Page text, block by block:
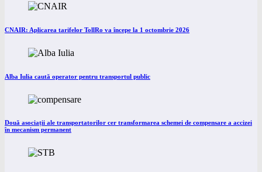
CNAIR: Aplicarea tarifelor TollRo va începe la 1 octombrie 2026
Alba Iulia caută operator pentru transportul public
Două asociații ale transportatorilor cer transformarea schemei de compensare a accizei
în mecanism permanent